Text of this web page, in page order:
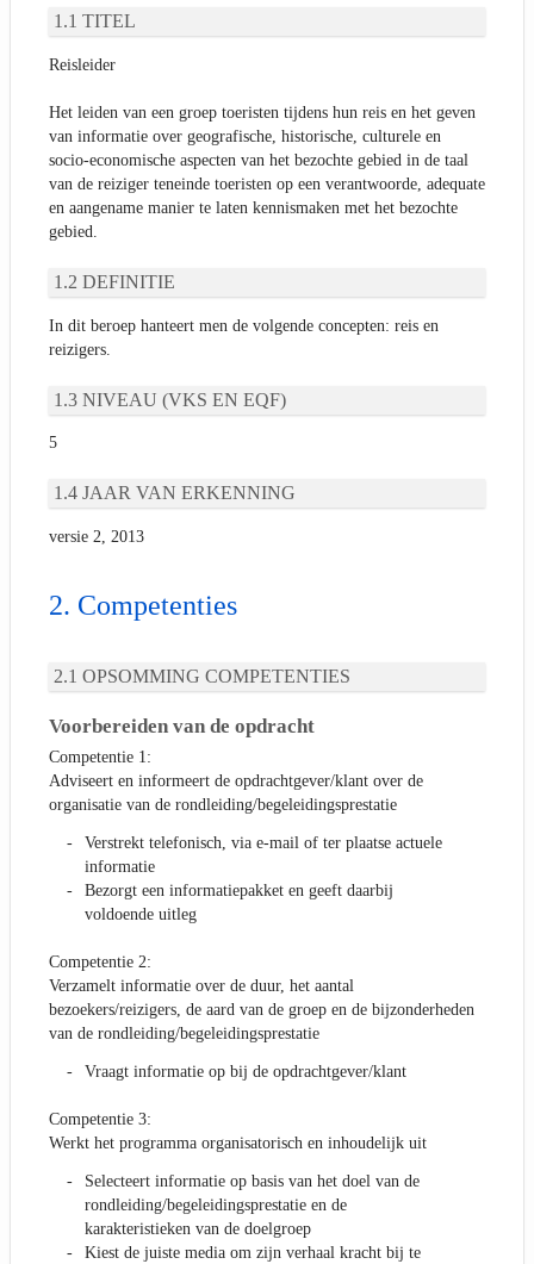
TITEL
Reisleider
Het leiden van een groep toeristen tijdens hun reis en het geven
van informatie over geografische, historische, culturele en
socio-economische aspecten van het bezochte gebied in de taal
van de reiziger teneinde toeristen op een verantwoorde, adequate
en aangename manier te laten kennismaken met het bezochte
gebied.
DEFINITIE
In dit beroep hanteert men de volgende concepten: reis en
reizigers.
NIVEAU (VKS EN EQF)
5
JAAR VAN ERKENNING
versie 2, 2013
Competenties
OPSOMMING COMPETENTIES
Voorbereiden van de opdracht
Competentie 1:
Adviseert en informeert de opdrachtgever/klant over de
organisatie van de rondleiding/begeleidingsprestatie
Verstrekt telefonisch, via e-mail of ter plaatse actuele
informatie
Bezorgt een informatiepakket en geeft daarbij
voldoende uitleg
Competentie 2:
Verzamelt informatie over de duur, het aantal
bezoekers/reizigers, de aard van de groep en de bijzonderheden
van de rondleiding/begeleidingsprestatie
Vraagt informatie op bij de opdrachtgever/klant
Competentie 3:
Werkt het programma organisatorisch en inhoudelijk uit
Selecteert informatie op basis van het doel van de
rondleiding/begeleidingsprestatie en de
karakteristieken van de doelgroep
Kiest de juiste media om zijn verhaal kracht bij te